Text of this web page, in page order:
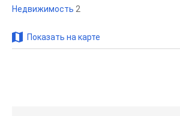
Недвижимость 2
Показать на карте